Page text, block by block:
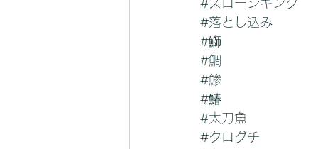
#スロージギング
#落とし込み
#鰤
#鯛
#鯵
#鰆
#太刀魚
#クログチ